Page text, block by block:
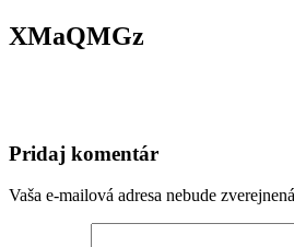
XMaQMGz
Pridaj komentár
Vaša e-mailová adresa nebude